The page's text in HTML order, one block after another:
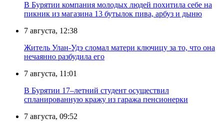
В Бурятии компания молодых людей похитила себе на
пикник из магазина 13 бутылок пива, арбуз и дыню
7 августа, 12:38
Житель Улан-Удэ сломал матери ключицу за то, что она
нечаянно разбудила его
7 августа, 11:01
В Бурятии 17–летний студент осуществил
спланированную кражу из гаража пенсионерки
7 августа, 09:52